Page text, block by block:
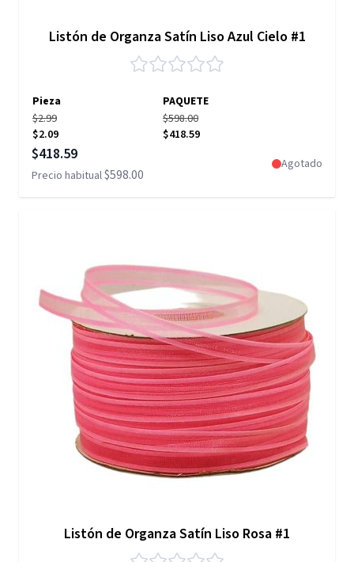
Listón de Organza Satín Liso Azul Cielo #1
Pieza
PAQUETE
$2.99
$2.09
$598.00
$418.59
Precio especial
$418.59
Precio habitual$598.00
Agotado
Listón de Organza Satín Liso Rosa #1